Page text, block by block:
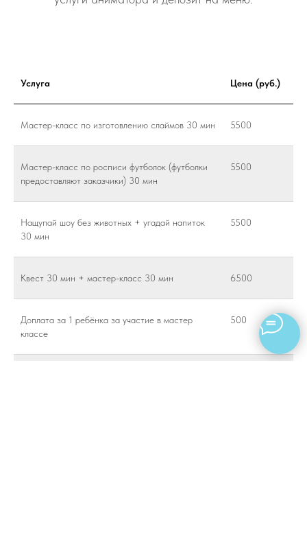
Услуга Цена (руб.)
Мастер-класс по изготовлению слаймов 30 мин 5500
Мастер-класс по росписи футболок (футболки
предоставляют заказчики) 30 мин
5500
Нащупай шоу без животных + угадай напиток
30 мин
5500
Квест 30 мин + мастер-класс 30 мин 6500
Доплата за 1 ребёнка за участие в мастер
классе
500